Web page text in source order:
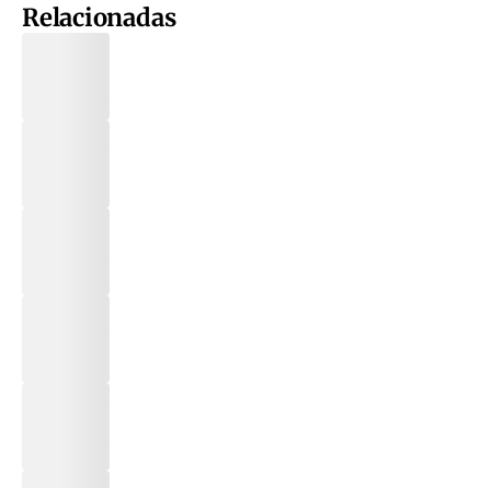
Relacionadas